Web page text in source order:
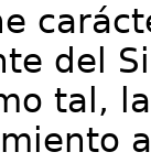
del
tal,